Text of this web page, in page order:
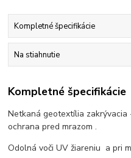
Kompletné špecifikácie
Na stiahnutie
Kompletné špecifikácie
Netkaná geotextília
ochrana pred mrazom .
Odolná voči UV žiareniu a pri